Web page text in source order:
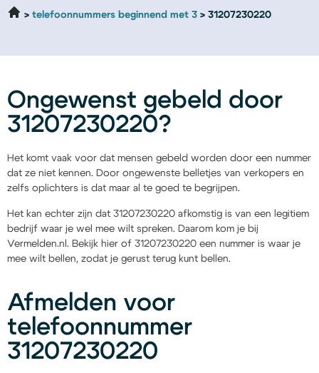
telefoonnummers beginnend met 3 31207230220
Ongewenst gebeld door
31207230220?
Het komt vaak voor dat mensen gebeld worden door een nummer
dat ze niet kennen. Door ongewenste belletjes van verkopers en
zelfs oplichters is dat maar al te goed te begrijpen.
Het kan echter zijn dat 31207230220 afkomstig is van een legitiem
bedrijf waar je wel mee wilt spreken. Daarom kom je bij
Vermelden.nl. Bekijk hier of 31207230220 een nummer is waar je
mee wilt bellen, zodat je gerust terug kunt bellen.
Afmelden voor
telefoonnummer
31207230220